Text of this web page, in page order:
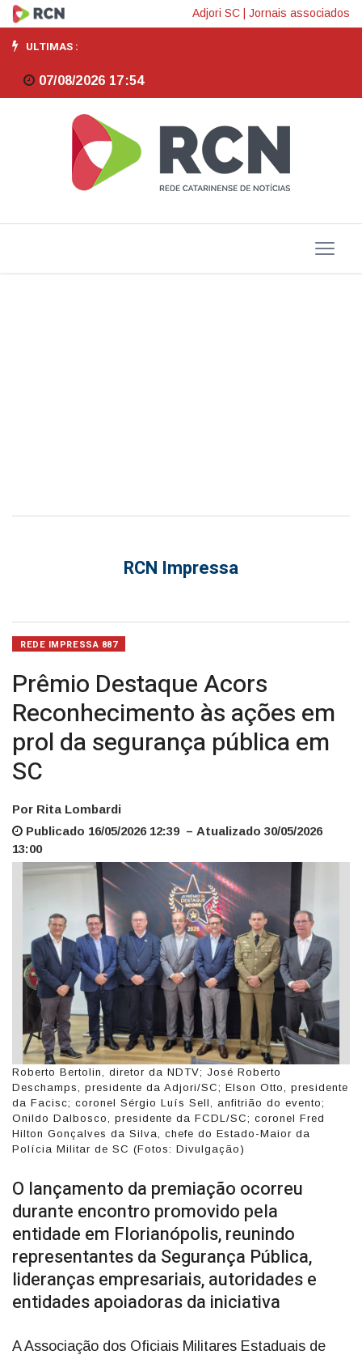
Prêmio
Destaque
Acors
Reconhecimento
ações
em
Adjori SC Jornais associados
ULTIMAS :
07/08/2026 17:54
RCN Impressa
REDE IMPRESSA 887
Prêmio Destaque Acors
Reconhecimento às ações em
prol da segurança pública em
SC
Por Rita Lombardi
Publicado 16/05/2026 12:39 – Atualizado 30/05/2026
13:00
Roberto Bertolin, diretor da NDTV; José Roberto
Deschamps, presidente da Adjori/SC; Elson Otto, presidente
da Facisc; coronel Sérgio Luís Sell, anfitrião do evento;
Onildo Dalbosco, presidente da FCDL/SC; coronel Fred
Hilton Gonçalves da Silva, chefe do Estado-Maior da
Polícia Militar de SC (Fotos: Divulgação)
O lançamento da premiação ocorreu
durante encontro promovido pela
entidade em Florianópolis, reunindo
representantes da Segurança Pública,
lideranças empresariais, autoridades e
entidades apoiadoras da iniciativa
A Associação dos Oficiais Militares Estaduais de